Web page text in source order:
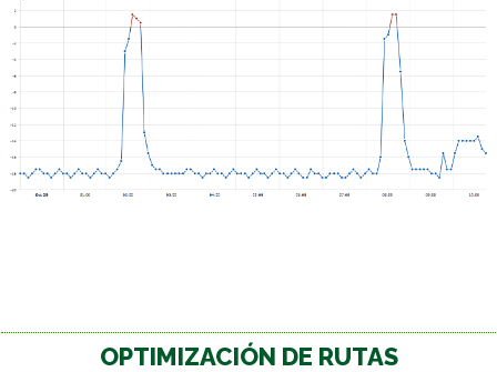
OPTIMIZACIÓN DE RUTAS